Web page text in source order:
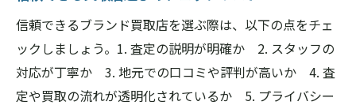
信頼できるブランド買取店を選ぶ際は、以下の点をチェ
ックしましょう。1. 査定の説明が明確か 2. スタッフの
対応が丁寧か 3. 地元での口コミや評判が高いか 4. 査
定や買取の流れが透明化されているか 5. プライバシー